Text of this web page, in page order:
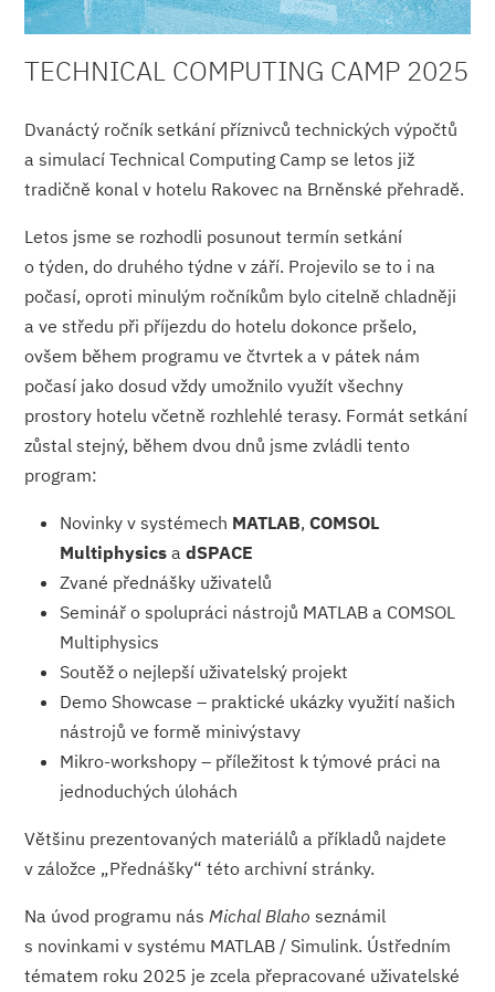
TECHNICAL COMPUTING CAMP 2025
Dvanáctý ročník setkání příznivců technických výpočtů
a simulací Technical Computing Camp se letos již
tradičně konal v hotelu Rakovec na Brněnské přehradě.
Letos jsme se rozhodli posunout termín setkání
o týden, do druhého týdne v září. Projevilo se to i na
počasí, oproti minulým ročníkům bylo citelně chladněji
a ve středu při příjezdu do hotelu dokonce pršelo,
ovšem během programu ve čtvrtek a v pátek nám
počasí jako dosud vždy umožnilo využít všechny
prostory hotelu včetně rozhlehlé terasy. Formát setkání
zůstal stejný, během dvou dnů jsme zvládli tento
program:
Novinky v systémech MATLAB,COMSOL
Multiphysics adSPACE
Zvané přednášky uživatelů
Seminář o spolupráci nástrojů MATLAB a COMSOL
Multiphysics
Soutěž o nejlepší uživatelský projekt
Demo Showcase – praktické ukázky využití našich
nástrojů ve formě minivýstavy
Mikro-workshopy – příležitost k týmové práci na
jednoduchých úlohách
Většinu prezentovaných materiálů a příkladů najdete
v záložce „Přednášky“ této archivní stránky.
Na úvod programu nás Michal Blaho seznámil
s novinkami v systému MATLAB / Simulink. Ústředním
tématem roku 2025 je zcela přepracované uživatelské